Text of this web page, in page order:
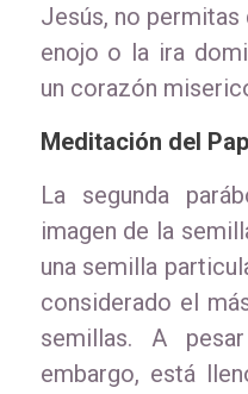
Jesús, no
enojo o la ira
un corazón
Meditación del
La segunda
imagen de la
una semilla
considerado el
semillas. A
embargo, está